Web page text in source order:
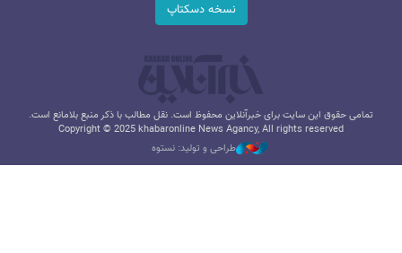
نسخه دسکتاپ
تمامی حقوق این سایت برای خبرآنلاین محفوظ است. نقل مطالب با ذکر منبع بلامانع است.
Copyright © 2025 khabaronline News Agancy, All rights reserved
طراحی و تولید: نستوه